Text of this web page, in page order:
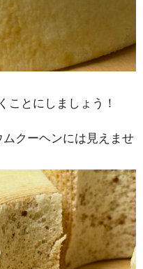
ことにしましょう！
クーヘンには見えませ